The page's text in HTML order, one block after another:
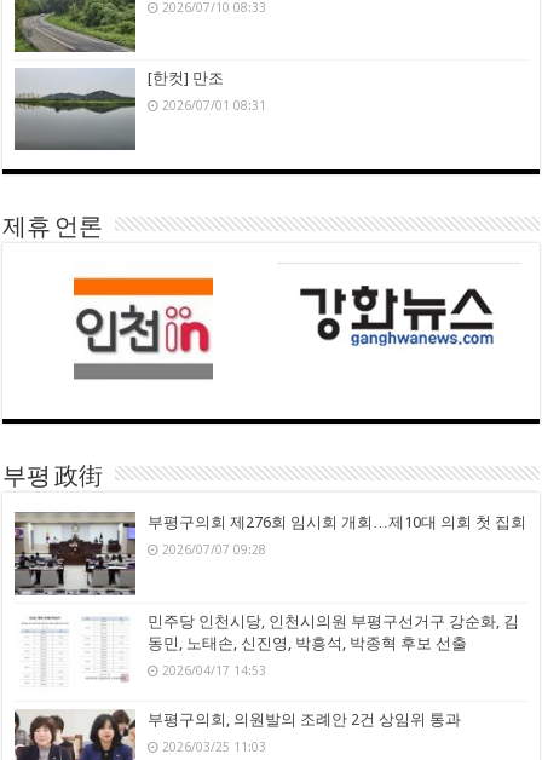
2026/07/10 08:33
[한컷] 만조
2026/07/01 08:31
제휴 언론
부평 政街
부평구의회 제276회 임시회 개회…제10대 의회 첫 집회
2026/07/07 09:28
민주당 인천시당, 인천시의원 부평구선거구 강순화, 김
동민, 노태손, 신진영, 박흥석, 박종혁 후보 선출
2026/04/17 14:53
부평구의회, 의원발의 조례안 2건 상임위 통과
2026/03/25 11:03